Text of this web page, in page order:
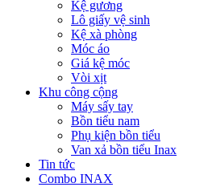
Kệ gương
Lô giấy vệ sinh
Kệ xà phòng
Móc áo
Giá kệ móc
Vòi xịt
Khu công cộng
Máy sấy tay
Bồn tiểu nam
Phụ kiện bồn tiểu
Van xả bồn tiểu Inax
Tin tức
Combo INAX